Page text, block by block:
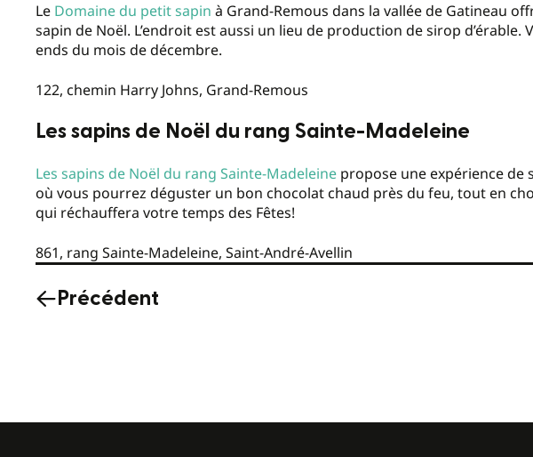
Le Domaine du petit sapin à Grand-Remous dans la vallée de Gatineau
sapin de Noël. L’endroit est aussi un lieu de production de sirop
ends du mois de décembre.
122, chemin Harry Johns, Grand-Remous
Les sapins de Noël du rang Sainte-Madeleine
Les sapins de Noël du rang Sainte-Madeleine propose une expérience de
où vous pourrez déguster un bon chocolat chaud près du feu, tout en
qui réchauffera votre temps des Fêtes!
861, rang Sainte-Madeleine, Saint-André-Avellin
Précédent